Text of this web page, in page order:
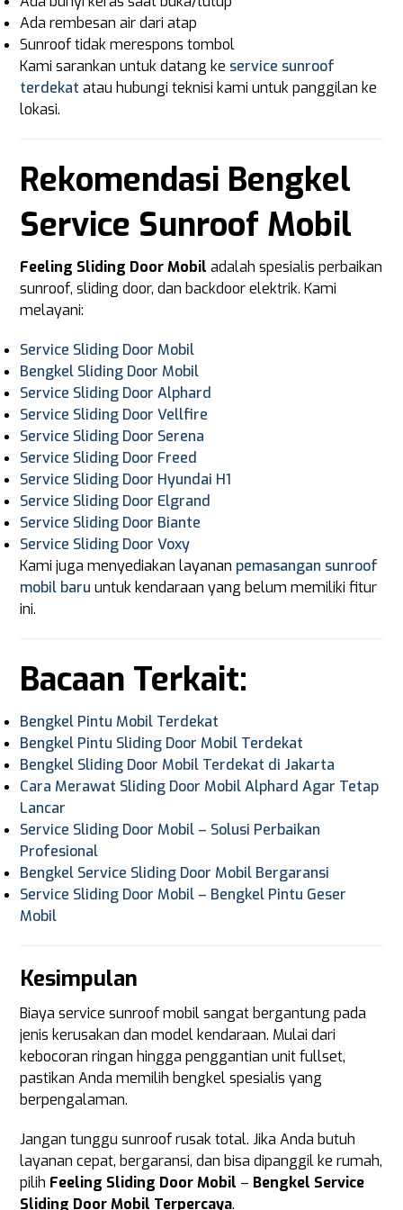
Ada rembesan air dari atap
Sunroof tidak merespons tombol
Kami sarankan untuk datang ke service sunroof
terdekat atau hubungi teknisi kami untuk panggilan ke
lokasi.
Rekomendasi Bengkel
Service Sunroof Mobil
Feeling Sliding Door Mobil adalah spesialis perbaikan
sunroof, sliding door, dan backdoor elektrik. Kami
melayani:
Service Sliding Door Mobil
Bengkel Sliding Door Mobil
Service Sliding Door Alphard
Service Sliding Door Vellfire
Service Sliding Door Serena
Service Sliding Door Freed
Service Sliding Door Hyundai H1
Service Sliding Door Elgrand
Service Sliding Door Biante
Service Sliding Door Voxy
Kami juga menyediakan layanan pemasangan sunroof
mobil baru untuk kendaraan yang belum memiliki fitur
ini.
Bacaan Terkait:
Bengkel Pintu Mobil Terdekat
Bengkel Pintu Sliding Door Mobil Terdekat
Bengkel Sliding Door Mobil Terdekat di Jakarta
Cara Merawat Sliding Door Mobil Alphard Agar Tetap
Lancar
Service Sliding Door Mobil – Solusi Perbaikan
Profesional
Bengkel Service Sliding Door Mobil Bergaransi
Service Sliding Door Mobil – Bengkel Pintu Geser
Mobil
Kesimpulan
Biaya service sunroof mobil sangat bergantung pada
jenis kerusakan dan model kendaraan. Mulai dari
kebocoran ringan hingga penggantian unit fullset,
pastikan Anda memilih bengkel spesialis yang
berpengalaman.
Jangan tunggu sunroof rusak total. Jika Anda butuh
layanan cepat, bergaransi, dan bisa dipanggil ke rumah,
pilih Feeling Sliding Door Mobil – Bengkel Service
Sliding Door Mobil Terpercaya.